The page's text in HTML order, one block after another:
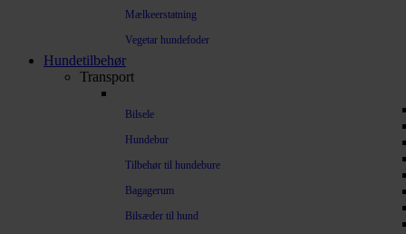
Mælkeerstatning
Vegetar hundefoder
Hundetilbehør
Transport
Bilsele
Hundebur
Tilbehør til hundebure
Bagagerum
Bilsæder til hund